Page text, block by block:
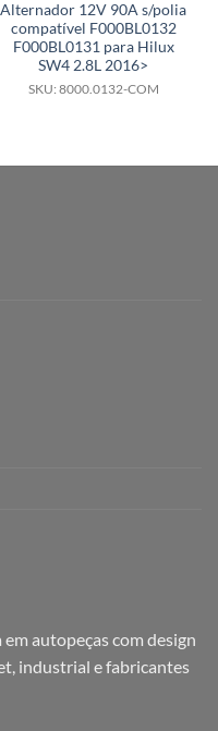
Alternador 12V 90A s/polia
compatível F000BL0132
F000BL0131 para Hilux
SW4 2.8L 2016>
SKU: 8000.0132-COM
em autopeças com design
industrial e fabricantes